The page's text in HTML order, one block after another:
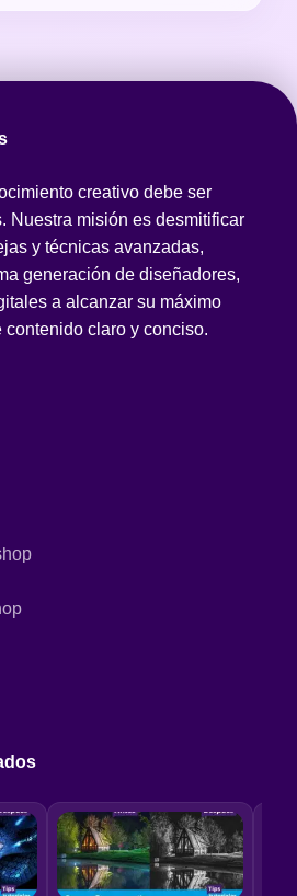
creativo debe ser
Nuestra misión es desmitificar
y técnicas avanzadas,
generación de diseñadores,
a alcanzar su máximo
contenido claro y conciso.